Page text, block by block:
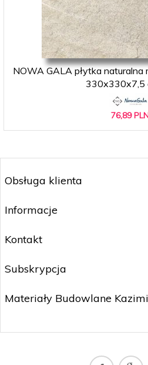
NOWA GALA płytka
330x330x7,5
76,89
Obsługa klienta
Informacje
Kontakt
Subskrypcja
Materiały Budowlane